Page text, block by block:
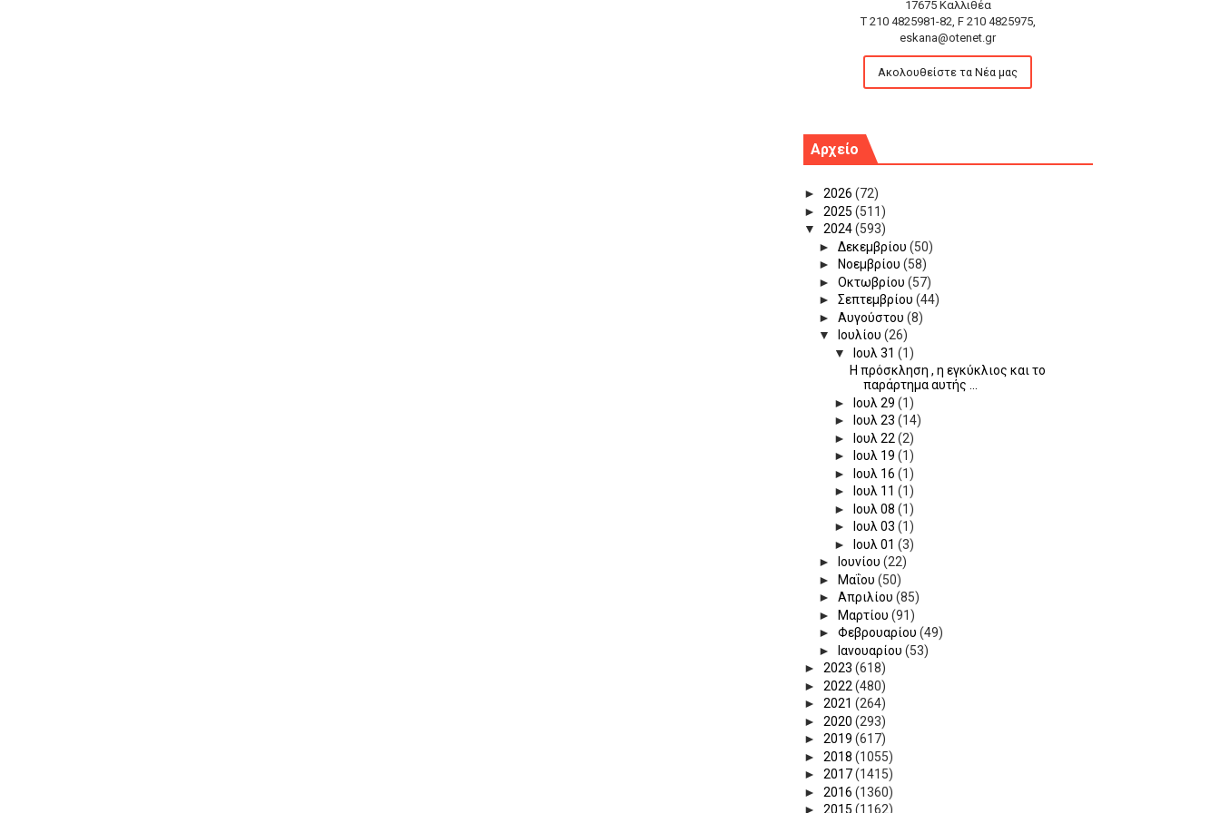
17675 Καλλιθέα
T 210 4825981-82, F 210 4825975,
eskana@otenet.gr
Ακολουθείστε τα Νέα μας
Αρχείο
► 2026 (72)
► 2025 (511)
▼ 2024(593)
►Δεκεμβρίου(50)
► Νοεμβρίου(58)
►Οκτωβρίου(57)
►Σεπτεμβρίου(44)
►Αυγούστου(8)
▼
Ιουλίου(26)
▼
Ιουλ 31(1)
Η πρόσκληση , η εγκύκλιος και το
παράρτημα αυτής ...
►
Ιουλ 29(1)
►
Ιουλ 23(14)
►
Ιουλ 22(2)
►
Ιουλ 19(1)
►
Ιουλ 16(1)
►
Ιουλ 11(1)
►
Ιουλ 08(1)
►
Ιουλ 03(1)
►
Ιουλ 01(3)
►
Ιουνίου(22)
► Μαΐου(50)
►Απριλίου(85)
► Μαρτίου(91)
►Φεβρουαρίου(49)
►
Ιανουαρίου(53)
► 2023 (618)
► 2022 (480)
► 2021 (264)
► 2020 (293)
► 2019 (617)
► 2018 (1055)
► 2017(1415)
► 2016 (1360)
► 2015 (1162)